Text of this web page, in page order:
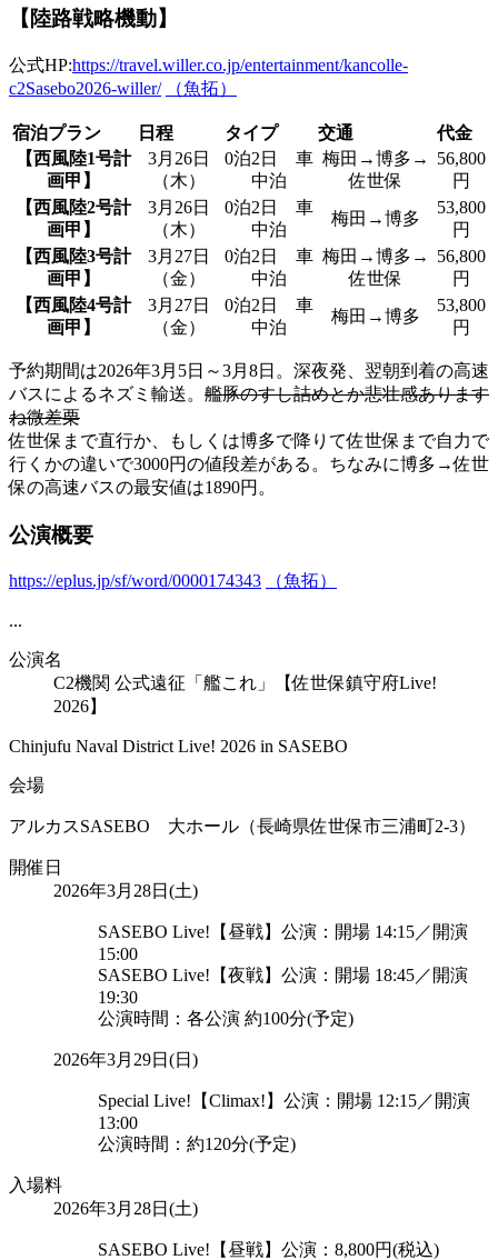
【陸路戦略機動】
公式HP:https://travel.willer.co.jp/entertainment/kancolle-
c2Sasebo2026-willer/
（魚拓）
宿泊プラン 日程 タイプ 交通
代金
【西風陸1号計
画甲】
3月26日
（木）
0泊2日 車
中泊
梅田→博多→
佐世保
56,800
円
【西風陸2号計
画甲】
3月26日
（木）
0泊2日 車
中泊
梅田→博多
53,800
円
【西風陸3号計
画甲】
3月27日
（金）
0泊2日 車
中泊
梅田→博多→
佐世保
56,800
円
【西風陸4号計
画甲】
3月27日
（金）
0泊2日 車
中泊
梅田→博多
53,800
円
予約期間は2026年3月5日～3月8日。深夜発、翌朝到着の高速
バスによるネズミ輸送。 艦豚のすし詰めとか悲壮感あります
ね微差栗
佐世保まで直行か、もしくは博多で降りて佐世保まで自力で
行くかの違いで3000円の値段差がある。ちなみに博多→佐世
保の高速バスの最安値は1890円。
公演概要
https://eplus.jp/sf/word/0000174343 （魚拓）
...
公演名
C2機関 公式遠征「艦これ」【佐世保鎮守府Live!
2026】
Chinjufu Naval District Live! 2026 in SASEBO
会場
アルカスSASEBO 大ホール（長崎県佐世保市三浦町2-3）
開催日
2026年3月28日(土)
SASEBO Live!【昼戦】公演：開場 14:15／開演
15:00
SASEBO Live!【夜戦】公演：開場 18:45／開演
19:30
公演時間：各公演 約100分(予定)
2026年3月29日(日)
Special Live!【Climax!】公演：開場 12:15／開演
13:00
公演時間：約120分(予定)
入場料
2026年3月28日(土)
SASEBO Live!【昼戦】公演：8,800円(税込)